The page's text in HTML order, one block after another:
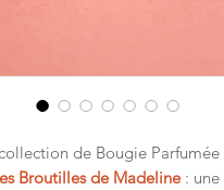
de Bougie
Broutilles de Madeline :